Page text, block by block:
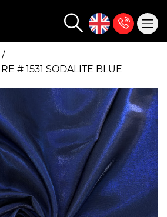
# 1531 SODALITE BLUE